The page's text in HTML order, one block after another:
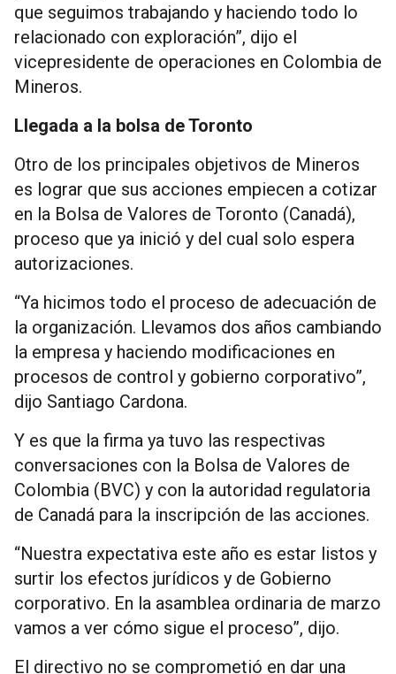
que seguimos trabajando y haciendo todo lo
relacionado con exploración”, dijo el
vicepresidente de operaciones en Colombia de
Mineros.
Llegada a la bolsa de Toronto
Otro de los principales objetivos de Mineros
es lograr que sus acciones empiecen a cotizar
en la Bolsa de Valores de Toronto (Canadá),
proceso que ya inició y del cual solo espera
autorizaciones.
“Ya hicimos todo el proceso de adecuación de
la organización. Llevamos dos años cambiando
la empresa y haciendo modificaciones en
procesos de control y gobierno corporativo”,
dijo Santiago Cardona.
Y es que la firma ya tuvo las respectivas
conversaciones con la Bolsa de Valores de
Colombia (BVC) y con la autoridad regulatoria
de Canadá para la inscripción de las acciones.
“Nuestra expectativa este año es estar listos y
surtir los efectos jurídicos y de Gobierno
corporativo. En la asamblea ordinaria de marzo
vamos a ver cómo sigue el proceso”, dijo.
El directivo no se comprometió en dar una